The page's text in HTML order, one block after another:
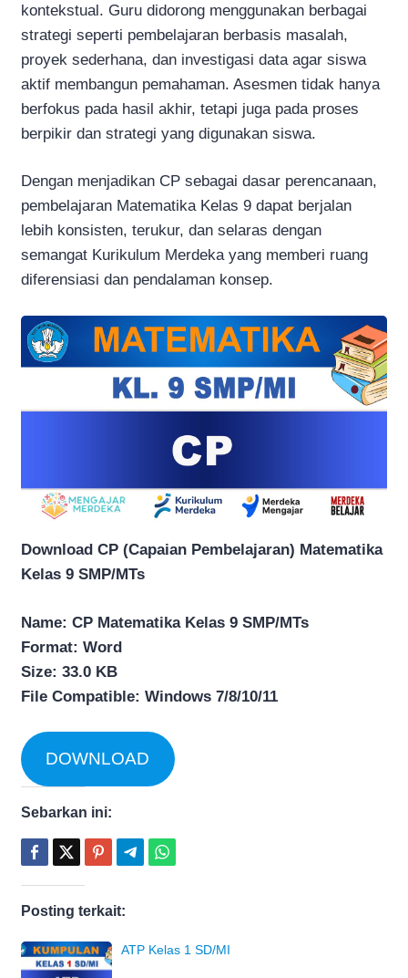
kontekstual. Guru didorong menggunakan berbagai
strategi seperti pembelajaran berbasis masalah,
proyek sederhana, dan investigasi data agar siswa
aktif membangun pemahaman. Asesmen tidak hanya
berfokus pada hasil akhir, tetapi juga pada proses
berpikir dan strategi yang digunakan siswa.
Dengan menjadikan CP sebagai dasar perencanaan,
pembelajaran Matematika Kelas 9 dapat berjalan
lebih konsisten, terukur, dan selaras dengan
semangat Kurikulum Merdeka yang memberi ruang
diferensiasi dan pendalaman konsep.
Download CP (Capaian Pembelajaran) Matematika
Kelas 9 SMP/MTs
Name: CP Matematika Kelas 9 SMP/MTs
Format: Word
Size: 33.0 KB
File Compatible: Windows 7/8/10/11
DOWNLOAD
Sebarkan ini:
Posting terkait:
ATP Kelas 1 SD/MI